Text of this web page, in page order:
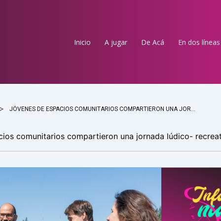
Inicio A jugar De Acá En dos líneas
comunitarios compartieron una jornada lúdico-